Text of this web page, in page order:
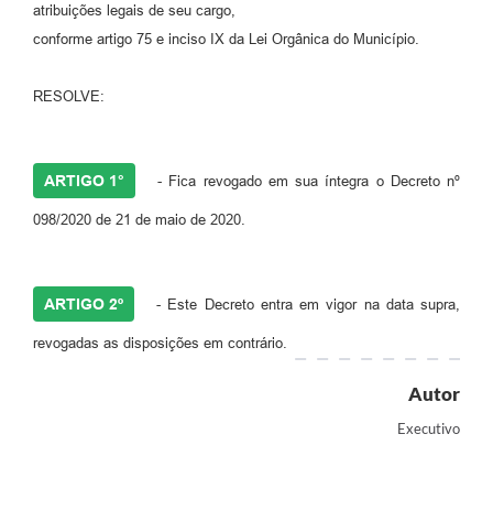
atribuições legais de seu cargo,
conforme artigo 75 e inciso IX da Lei Orgânica do Município.
RESOLVE:
ARTIGO 1° - Fica revogado em sua íntegra o Decreto nº
098/2020 de 21 de maio de 2020.
ARTIGO 2º - Este Decreto entra em vigor na data supra,
revogadas as disposições em contrário.
Autor
Executivo